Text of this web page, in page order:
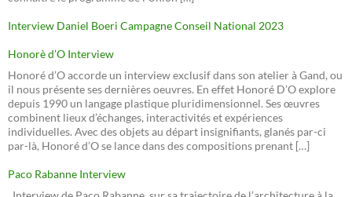
Interview Daniel Boeri Campagne Conseil National 2023
Honorè d’O Interview
Honoré d’O accorde un interview exclusif dans son atelier à Gand, ou
il nous présente ses dernières oeuvres. En effet Honoré D’O explore
depuis 1990 un langage plastique pluridimensionnel. Ses œuvres
combinent lieux d’échanges, interactivités et expériences
individuelles. Avec des objets au départ insignifiants, glanés par-ci
par-là, Honoré d’O se lance dans des compositions prenant […]
Paco Rabanne Interview